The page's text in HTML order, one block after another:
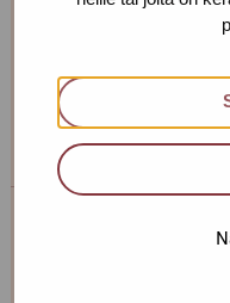
Social Instructor
The
language
The
language